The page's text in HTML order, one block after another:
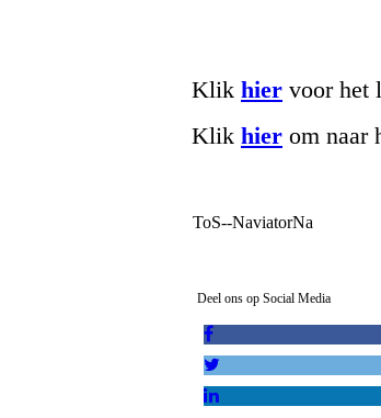
Klik hier voor het
Klik hier om naar
ToS--NaviatorNa
Deel ons op Social Media